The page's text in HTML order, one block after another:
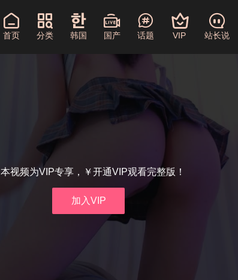
首页 分类 韩国 国产 话题 VIP 站长说
本视频为VIP专享，￥开通VIP观看完整版！
加入VIP